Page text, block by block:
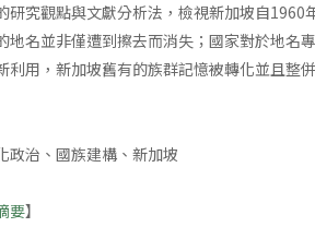
究觀點與文獻分析法，檢視新加坡自
地名並非僅遭到擦去而消失；國家對於地
利用，新加坡舊有的族群記憶被轉化並且
政治、國族建構、新加坡
要】